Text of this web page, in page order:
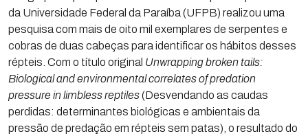
da Universidade Federal da Paraíba (UFPB) realizou uma
pesquisa com mais de oito mil exemplares de serpentes e
cobras de duas cabeças para identificar os hábitos desses
répteis. Com o título original Unwrapping broken tails:
Biological and environmental correlates of predation
pressure in limbless reptiles(Desvendando as caudas
perdidas: determinantes biológicas e ambientais da
pressão de predação em répteis sem patas), o resultado do